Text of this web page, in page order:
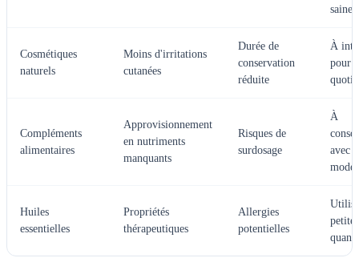
saine
Cosmétiques
naturels
Moins d'irritations
cutanées
Durée de
conservation
réduite
À
pour
Compléments
alimentaires
Approvisionnement
en nutriments
manquants
Risques de
surdosage
À
avec
Huiles
essentielles
Propriétés
thérapeutiques
Allergies
potentielles
petite